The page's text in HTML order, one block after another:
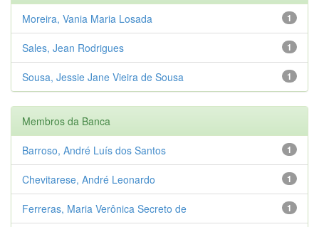
1
Moreira, Vania Maria Losada
1
Sales, Jean Rodrigues
1
Sousa, Jessie Jane Vieira de Sousa
Membros da Banca
1
Barroso, André Luís dos Santos
1
Chevitarese, André Leonardo
1
Ferreras, Maria Verônica Secreto de